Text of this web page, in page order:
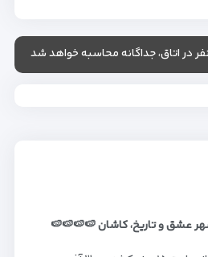
در اتاق، جداگانه محاسبه خواهد شد
عشق و تاریخ، کاشان🍉🍉🍉🍉